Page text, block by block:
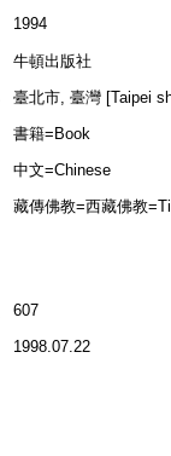
1994
牛頓出版社
臺北市, 臺灣 [Taipei
書籍=Book
中文=Chinese
藏傳佛教=西藏佛教
607
1998.07.22